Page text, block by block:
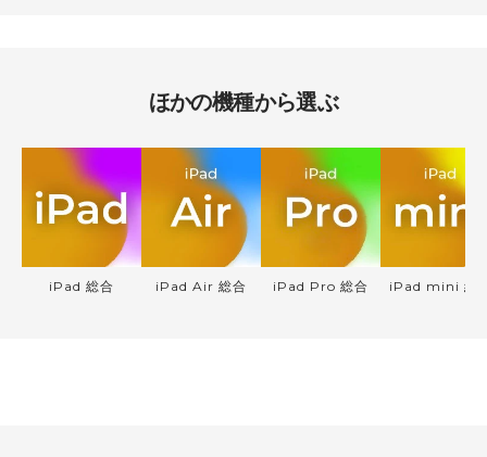
ほかの機種から選ぶ
iPad 総合 iPad Air 総合 iPad Pro 総合 iPad mini 総